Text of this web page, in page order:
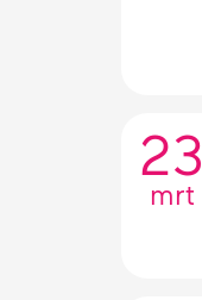
23
mrt